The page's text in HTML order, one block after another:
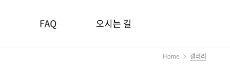
FAQ 오시는 길
Home 갤러리